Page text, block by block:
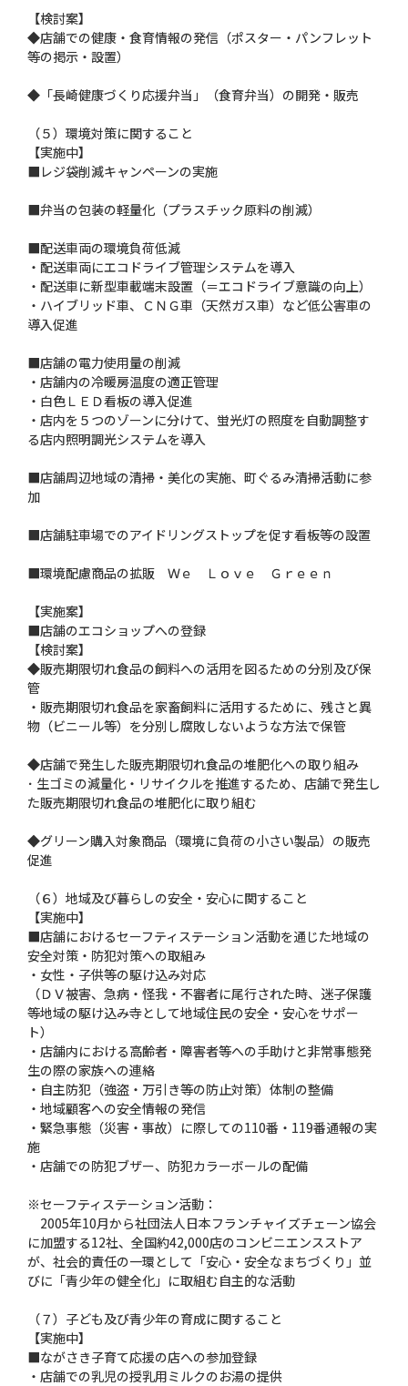
【検討案】
◆店舗での健康・食育情報の発信（ポスター・パンフレット
等の掲示・設置）
◆「長崎健康づくり応援弁当」（食育弁当）の開発・販売
（５）環境対策に関すること
【実施中】
■レジ袋削減キャンペーンの実施
■弁当の包装の軽量化（プラスチック原料の削減）
■配送車両の環境負荷低減
・配送車両にエコドライブ管理システムを導入
・配送車に新型車載端末設置（＝エコドライブ意識の向上）
・ハイブリッド車、ＣＮＧ車（天然ガス車）など低公害車の
導入促進
■店舗の電力使用量の削減
・店舗内の冷暖房温度の適正管理
・白色ＬＥＤ看板の導入促進
・店内を５つのゾーンに分けて、蛍光灯の照度を自動調整す
る店内照明調光システムを導入
■店舗周辺地域の清掃・美化の実施、町ぐるみ清掃活動に参
加
■店舗駐車場でのアイドリングストップを促す看板等の設置
■環境配慮商品の拡販 Ｗｅ Ｌｏｖｅ Ｇｒｅｅｎ
【実施案】
■店舗のエコショップへの登録
【検討案】
◆販売期限切れ食品の飼料への活用を図るための分別及び保
管
・販売期限切れ食品を家畜飼料に活用するために、残さと異
物（ビニール等）を分別し腐敗しないような方法で保管
◆店舗で発生した販売期限切れ食品の堆肥化への取り組み
･ 生ゴミの減量化・リサイクルを推進するため、店舗で発生し
た販売期限切れ食品の堆肥化に取り組む
◆グリーン購入対象商品（環境に負荷の小さい製品）の販売
促進
（６）地域及び暮らしの安全・安心に関すること
【実施中】
■店舗におけるセーフティステーション活動を通じた地域の
安全対策・防犯対策への取組み
・女性・子供等の駆け込み対応
（ＤＶ被害、急病・怪我・不審者に尾行された時、迷子保護
等地域の駆け込み寺として地域住民の安全・安心をサポー
ト）
・店舗内における高齢者・障害者等への手助けと非常事態発
生の際の家族への連絡
・自主防犯（強盗・万引き等の防止対策）体制の整備
・地域顧客への安全情報の発信
・緊急事態（災害・事故）に際しての110番・119番通報の実
施
・店舗での防犯ブザー、防犯カラーボールの配備
※セーフティステーション活動：
2005年10月から社団法人日本フランチャイズチェーン協会
に加盟する12社、全国約42,000店のコンビニエンスストア
が、社会的責任の一環として「安心・安全なまちづくり」並
びに「青少年の健全化」に取組む自主的な活動
（７）子ども及び青少年の育成に関すること
【実施中】
■ながさき子育て応援の店への参加登録
・店舗での乳児の授乳用ミルクのお湯の提供